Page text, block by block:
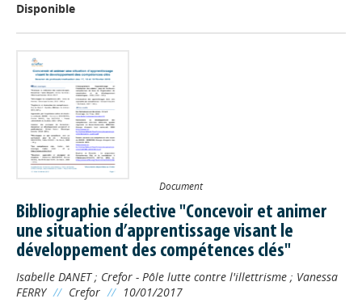
Disponible
Document
Bibliographie sélective "Concevoir et animer
une situation d’apprentissage visant le
développement des compétences clés"
Isabelle DANET; Crefor - Pôle lutte contre l'illettrisme ; Vanessa
FERRY // Crefor // 10/01/2017